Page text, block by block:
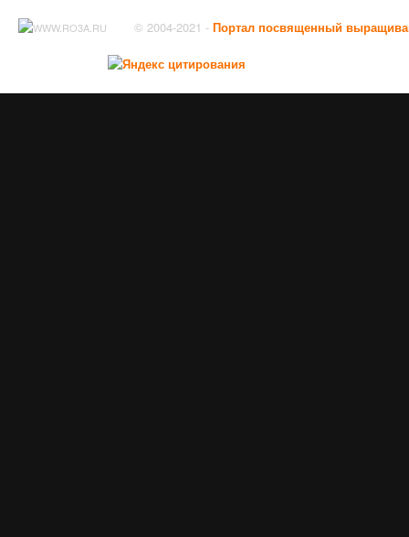
© 2004-2021 - Портал посвященный